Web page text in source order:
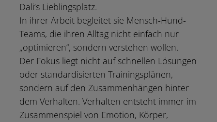
Dali’s Lieblingsplatz.
In ihrer Arbeit begleitet sie Mensch-Hund-
Teams, die ihren Alltag nicht einfach nur
„optimieren“, sondern verstehen wollen.
Der Fokus liegt nicht auf schnellen Lösungen
oder standardisierten Trainingsplänen,
sondern auf den Zusammenhängen hinter
dem Verhalten. Verhalten entsteht immer im
Zusammenspiel von Emotion, Körper,